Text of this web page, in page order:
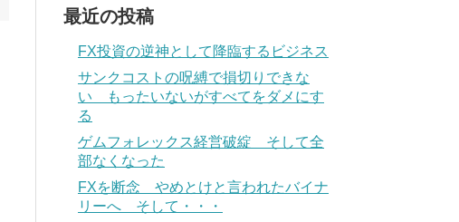
最近の投稿
FX投資の逆神として降臨するビジネス
サンクコストの呪縛で損切りできな
い もったいないがすべてをダメにす
る
ゲムフォレックス経営破綻 そして全
部なくなった
FXを断念 やめとけと言われたバイナ
リーへ そして・・・